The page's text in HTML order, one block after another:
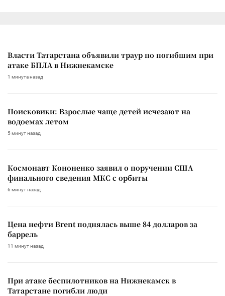
Власти Татарстана объявили траур по погибшим при
атаке БПЛА в Нижнекамске
1 минута назад
Поисковики: Взрослые чаще детей исчезают на
водоемах летом
5 минут назад
Космонавт Кононенко заявил о поручении США
финального сведения МКС с орбиты
6 минут назад
Цена нефти Brent поднялась выше 84 долларов за
баррель
11 минут назад
При атаке беспилотников на Нижнекамск в
Татарстане погибли люди